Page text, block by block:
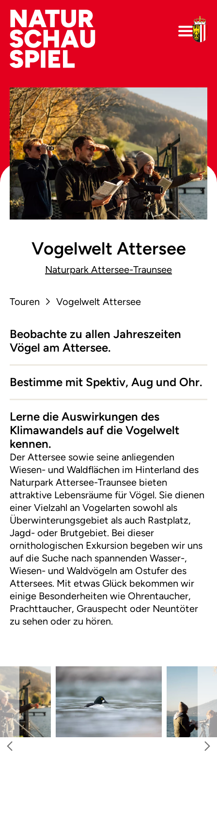
Vogelwelt Attersee
Naturpark Attersee-Traunsee
Touren Vogelwelt Attersee
Beobachte zu allen Jahreszeiten
Vögel am Attersee.
Bestimme mit Spektiv, Aug und Ohr.
Lerne die Auswirkungen des
Klimawandels auf die Vogelwelt
kennen.
Der Attersee sowie seine anliegenden
Wiesen- und Waldflächen im Hinterland des
Naturpark Attersee-Traunsee bieten
attraktive Lebensräume für Vögel. Sie dienen
einer Vielzahl an Vogelarten sowohl als
Überwinterungsgebiet als auch Rastplatz,
Jagd- oder Brutgebiet. Bei dieser
ornithologischen Exkursion begeben wir uns
auf die Suche nach spannenden Wasser-,
Wiesen- und Waldvögeln am Ostufer des
Attersees. Mit etwas Glück bekommen wir
einige Besonderheiten wie Ohrentaucher,
Prachttaucher, Grauspecht oder Neuntöter
zu sehen oder zu hören.